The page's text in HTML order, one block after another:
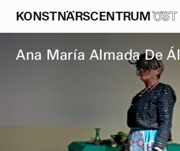
KONSTNÄRSCENTRUMÖST
Ana María Almada De Ál